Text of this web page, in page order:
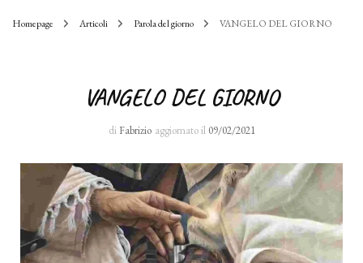
Homepage Articoli Parola del giorno VANGELO DEL GIORNO
VANGELO DEL GIORNO
di Fabrizio aggiornato il 09/02/2021